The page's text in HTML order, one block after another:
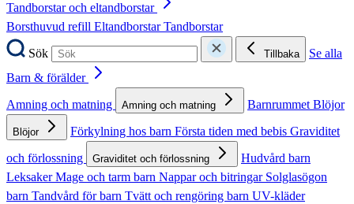
Tandborstar och eltandborstar
Borsthuvud refill EltandborstarTandborstar
Sök
Tillbaka
Se alla
Barn & förälder
Amning och matning
Amning och matning BarnrummetBlöjor
Blöjor Förkylning hos barn Första tiden med bebis Graviditet
och förlossning
Graviditet och förlossning
Hudvård barn
LeksakerMage och tarm barn Nappar och bitringar Solglasögon
barn Tandvård för barn Tvätt och rengöring barn UV-kläder